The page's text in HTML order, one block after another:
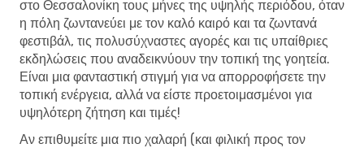
στο Θεσσαλονίκη τους μήνες της υψηλής περιόδου, όταν
η πόλη ζωντανεύει με τον καλό καιρό και τα ζωντανά
φεστιβάλ, τις πολυσύχναστες αγορές και τις υπαίθριες
εκδηλώσεις που αναδεικνύουν την τοπική της γοητεία.
Είναι μια φανταστική στιγμή για να απορροφήσετε την
τοπική ενέργεια, αλλά να είστε προετοιμασμένοι για
υψηλότερη ζήτηση και τιμές!
Αν επιθυμείτε μια πιο χαλαρή (και φιλική προς τον